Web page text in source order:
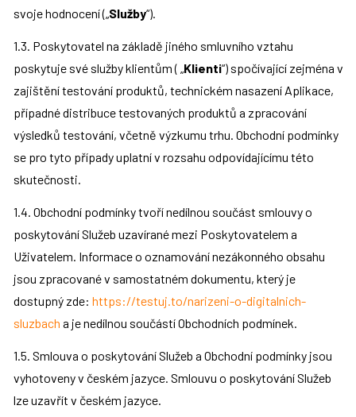
svoje hodnocení („Služby“).
1.3. Poskytovatel na základě jiného smluvního vztahu
poskytuje své služby klientům ( „Klienti“) spočívající zejména v
zajištění testování produktů, technickém nasazení Aplikace,
případné distribuce testovaných produktů a zpracování
výsledků testování, včetně výzkumu trhu. Obchodní podmínky
se pro tyto případy uplatní v rozsahu odpovídajícímu této
skutečnosti.
1.4. Obchodní podmínky tvoří nedílnou součást smlouvy o
poskytování Služeb uzavírané mezi Poskytovatelem a
Uživatelem. Informace o oznamování nezákonného obsahu
jsou zpracované v samostatném dokumentu, který je
dostupný zde: https://testuj.to/narizeni-o-digitalnich-
sluzbach a je nedílnou součástí Obchodních podmínek.
1.5. Smlouva o poskytování Služeb a Obchodní podmínky jsou
vyhotoveny v českém jazyce. Smlouvu o poskytování Služeb
lze uzavřít v českém jazyce.